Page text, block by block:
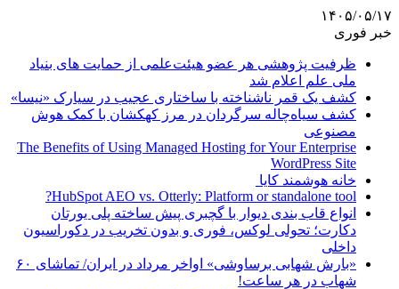
۱۴۰۵/۰۵/۱۷
خبر فوری
ظرفیت پژوهشی هر عضو هیئت‌علمی از حمایت های بنیاد
ملی علم اعلام شد
کشف یک قمر ناشناخته با ساختاری عجیب در سیارک «نیسا»
کشف سیاه‌چاله سرگردان در مرز کهکشان با کمک هوش
مصنوعی
The Benefits of Using Managed Hosting for Your Enterprise
WordPress Site
خانه هوشمند کایا
HubSpot AEO vs. Otterly: Platform or standalone tool?
انواع قاب بندی دیوار با گچبری پیش ساخته پلی یورتان
دکارت؛ تحولی لوکس، فوری و بدون تخریب در دکوراسیون
داخلی
«بارش شهابی برساوشی» اواخر مرداد در ایران/ تماشای ۶۰
شهاب در هر ساعت!